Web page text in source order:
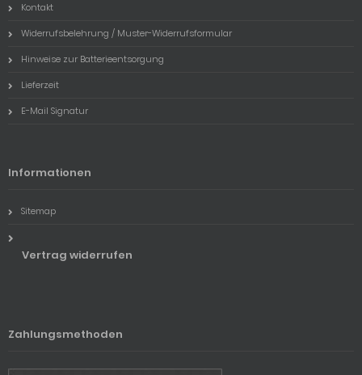
Kontakt
Widerrufsbelehrung / Muster-Widerrufsformular
Hinweise zur Batterieentsorgung
Lieferzeit
E-Mail Signatur
Informationen
Sitemap
Vertrag widerrufen
Zahlungsmethoden